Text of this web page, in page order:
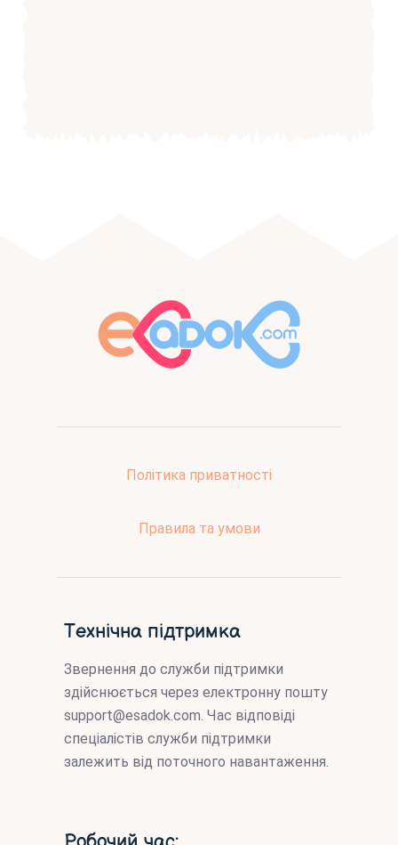
Політика приватності
Правила та умови
Технічна підтримка
Звернення до служби підтримки
здійснюється через електронну пошту
support@esadok.com. Час відповіді
спеціалістів служби підтримки
залежить від поточного навантаження.